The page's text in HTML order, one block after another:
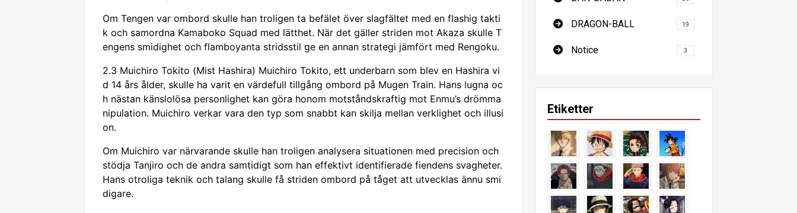
Om Tengen var ombord skulle han troligen ta befälet över slagfältet med en flashig takti
k och samordna Kamaboko Squad med lätthet. När det gäller striden mot Akaza skulle T
engens smidighet och flamboyanta stridsstil ge en annan strategi jämfört med Rengoku.
2.3 Muichiro Tokito (Mist Hashira) Muichiro Tokito, ett underbarn som blev en Hashira vi
d 14 års ålder, skulle ha varit en värdefull tillgång ombord på Mugen Train. Hans lugna oc
h nästan känslolösa personlighet kan göra honom motståndskraftig mot Enmu’s drömma
nipulation. Muichiro verkar vara den typ som snabbt kan skilja mellan verklighet och illusi
on.
Om Muichiro var närvarande skulle han troligen analysera situationen med precision och
stödja Tanjiro och de andra samtidigt som han effektivt identifierade fiendens svagheter.
Hans otroliga teknik och talang skulle få striden ombord på tåget att utvecklas ännu smi
digare.
DRAGON-BALL 19
Notice 3
Etiketter